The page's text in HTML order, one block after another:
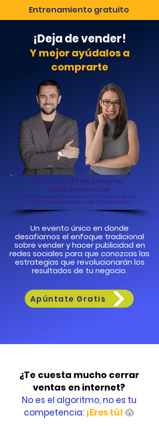
Entrenamiento gratuito
¡Deja de vender!
Y mejor ayúdalos a
comprarte
Miércoles 26 de julio a las
07:00 pm hora CDMX
Si no puedes estar en vivo, al terminar la sesión
recibirás el enlace para ver la grabación.
Un evento único en donde
desafiamos el enfoque tradicional
sobre vender y hacer publicidad en
redes sociales para que conozcas las
estrategias que revolucionarán los
resultados de tu negocio.
Apúntate Gratis
¿Te cuesta mucho cerrar
ventas en internet?
No es el algoritmo, no es tu
competencia: ¡Eres tú! 😱